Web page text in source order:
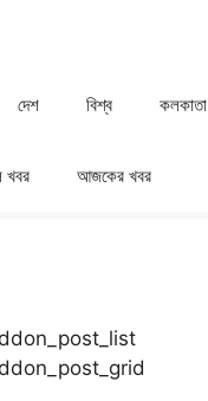
দেশ ⁠বিশ্ব কলকাতা
খবর আজকের খবর